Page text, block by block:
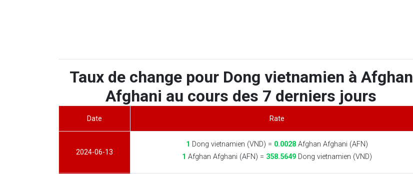
Taux de change pour Dong vietnamien à Afghan
Afghani au cours des 7 derniers jours
Date Rate
2024-06-13
1 Dong vietnamien (VND) = 0.0028Afghan Afghani (AFN)
1 Afghan Afghani (AFN) = 358.5649Dong vietnamien (VND)